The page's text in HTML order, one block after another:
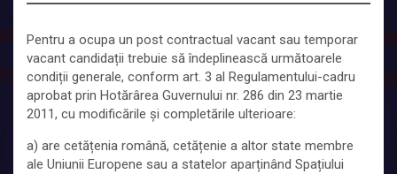
Pentru a ocupa un post contractual vacant sau temporar
vacant candidații trebuie să îndeplinească următoarele
condiții generale, conform art. 3 al Regulamentului-cadru
aprobat prin Hotărârea Guvernului nr. 286 din 23 martie
2011, cu modificările și completările ulterioare:
a) are cetățenia română, cetățenie a altor state membre
ale Uniunii Europene sau a statelor aparținând Spațiului